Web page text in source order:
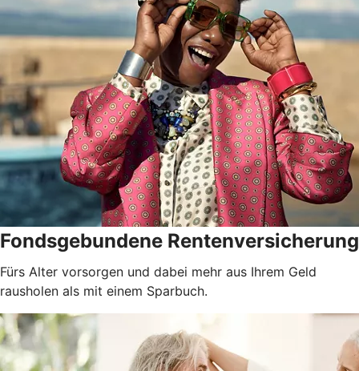
Fondsgebundene Rentenversicherung
Fürs Alter vorsorgen und dabei mehr aus Ihrem Geld
rausholen als mit einem Sparbuch.